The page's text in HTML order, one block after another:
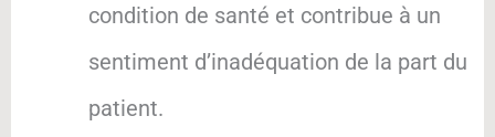
condition de santé et contribue à un
sentiment d’inadéquation de la part du
patient.